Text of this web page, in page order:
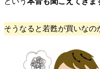
そうなると若甦が買いなの